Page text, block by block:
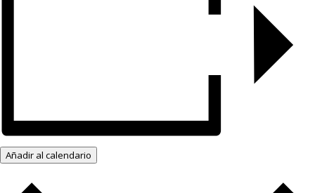
Añadir al calendario